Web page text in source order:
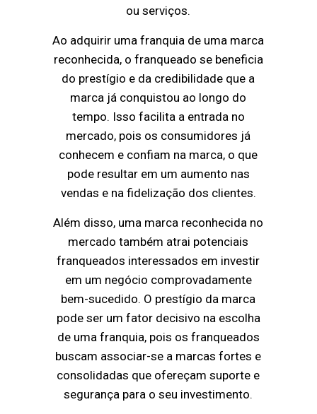
ou serviços.
Ao adquirir uma franquia de uma marca
reconhecida, o franqueado se beneficia
do prestígio e da credibilidade que a
marca já conquistou ao longo do
tempo. Isso facilita a entrada no
mercado, pois os consumidores já
conhecem e confiam na marca, o que
pode resultar em um aumento nas
vendas e na fidelização dos clientes.
Além disso, uma marca reconhecida no
mercado também atrai potenciais
franqueados interessados em investir
em um negócio comprovadamente
bem-sucedido. O prestígio da marca
pode ser um fator decisivo na escolha
de uma franquia, pois os franqueados
buscam associar-se a marcas fortes e
consolidadas que ofereçam suporte e
segurança para o seu investimento.